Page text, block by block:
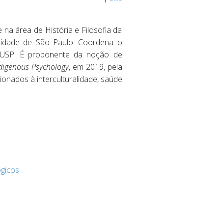
na área de História e Filosofia da
de São Paulo. Coordena o
É proponente da noção de
Psychology, em 2019, pela
à interculturalidade, saúde